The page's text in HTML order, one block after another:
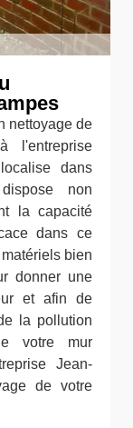
nettoyage de
l'entreprise
dans
non
la capacité
dans ce
bien
donner une
et afin de
la pollution
votre mur
Jean-
de votre